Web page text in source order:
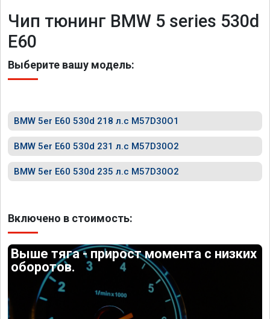
Чип тюнинг BMW 5 series 530d
E60
Выберите вашу модель:
BMW 5er E60 530d 218 л.с M57D30O1
BMW 5er E60 530d 231 л.с M57D30O2
BMW 5er E60 530d 235 л.с M57D30O2
Включено в стоимость:
Выше тяга - прирост момента с низких
оборотов.